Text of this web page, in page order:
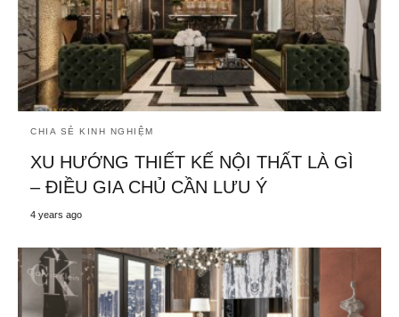
CHIA SẺ KINH NGHIỆM
XU HƯỚNG THIẾT KẾ NỘI THẤT LÀ GÌ
– ĐIỀU GIA CHỦ CẦN LƯU Ý
4 years ago